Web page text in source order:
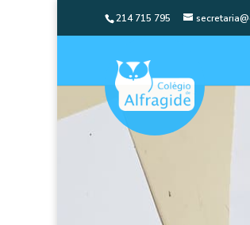
214 715 795